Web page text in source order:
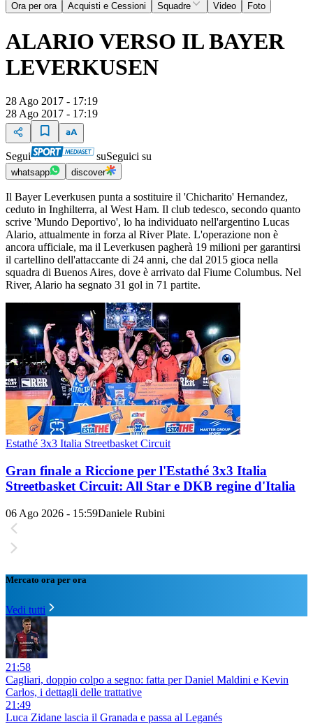
Ora per ora Acquisti e Cessioni Squadre Video Foto
ALARIO VERSO IL BAYER
LEVERKUSEN
28 Ago 2017 - 17:19
28 Ago 2017 - 17:19
Segui suSeguici su
whatsapp discover
Il Bayer Leverkusen punta a sostituire il 'Chicharito' Hernandez,
ceduto in Inghilterra, al West Ham. Il club tedesco, secondo quanto
scrive 'Mundo Deportivo', lo ha individuato nell'argentino Lucas
Alario, attualmente in forza al River Plate. L'operazione non è
ancora ufficiale, ma il Leverkusen pagherà 19 milioni per garantirsi
il cartellino dell'attaccante di 24 anni, che dal 2015 gioca nella
squadra di Buenos Aires, dove è arrivato dal Fiume Columbus. Nel
River, Alario ha segnato 31 gol in 71 partite.
Estathé 3x3 Italia Streetbasket Circuit
Gran finale a Riccione per l'Estathé 3x3 Italia
Streetbasket Circuit: All Star e DKB regine d'Italia
06 Ago 2026 - 15:59Daniele Rubini
Mercato ora per ora
Vedi tutti
21:58
Cagliari, doppio colpo a segno: fatta per Daniel Maldini e Kevin
Carlos, i dettagli delle trattative
21:49
Luca Zidane lascia il Granada e passa al Leganés